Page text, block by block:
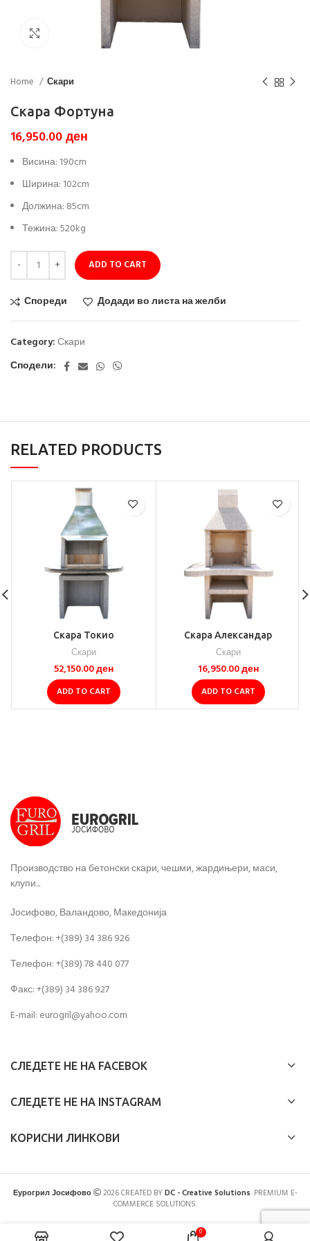
Кликни да зголемиш
Home Скари
Скара Фортуна
16,950.00ден
Висина: 190cm
Ширина: 102cm
Должина: 85cm
Тежина: 520kg
ADD TO CART
Спореди Додади во листа на желби
Category:Скари
Сподели:
RELATED PRODUCTS
Скара Токио
Скари
52,150.00ден
ADD TO CART
Скара Александар
Скари
16,950.00ден
ADD TO CART
Производство на бетонски скари, чешми, жардињери, маси,
клупи...
Јосифово, Валандово, Македонија
Телефон: +(389) 34 386 926
Телефон: +(389) 78 440 077
Факс: +(389) 34 386 927
E-mail: eurogril@yahoo.com
СЛЕДЕТЕ НЕ НА FACEBOK
СЛЕДЕТЕ НЕ НА INSTAGRAM
КОРИСНИ ЛИНКОВИ
Еурогрил Јосифово 2026 CREATED BYDC - Creative Solutions. PREMIUM E-
COMMERCE SOLUTIONS.
0